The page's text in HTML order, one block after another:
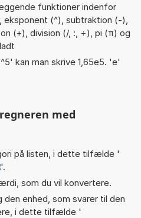
funktioner indenfor
eksponent (^), subtraktion (-),
(+), division (/, :, ÷), pi (π) og
kan man skrive 1,65e5. 'e'
med
på listen, i dette tilfælde '
'.
som du vil konvertere.
enhed, som svarer til den
i dette tilfælde '